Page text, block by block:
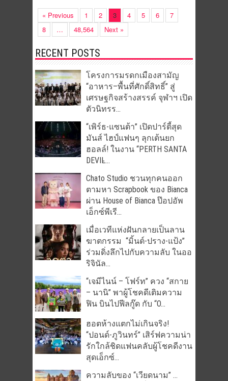
« Previous 1 2 3 4 5 6
7
8
… 48,564 Next »
RECENT POSTS
โครงการมรดกเมืองสามัญ
“อาหาร–พื้นที่ศักดิ์สิทธิ์” สู่
เศรษฐกิจสร้างสรรค์ จุฬาฯ เปิด
ตัวนิทรร...
“เพิร์ธ-แซนต้า” เปิดปาร์ตี้สุด
มันส์ ไฮป์แฟนๆ ลุกเต้นยก
ฮอลล์! ในงาน “PERTH SANTA
DEVIL̵...
Chato Studio ชวนทุกคนออก
ตามหา Scrapbook ของ Bianca
ผ่าน House of Bianca ป๊อปอัพ
เอ็กซ์พีเรี...
เมื่อเวทีแห่งฝันกลายเป็นลาน
ฆาตกรรม “มิ้นต์-ปราง-แป้ง”
ร่วมดิ่งลึกไปกับความลับ ในออ
ริจินัล...
“เจมีไนน์ – โฟร์ท” ควง “สกาย
– นานิ” พาผู้โชคดีเติมความ
ฟิน บินไปฟีลกู๊ด กับ “O...
ฮอตห้างแตกไม่เกินจริง!
“ปอนด์-ภูวินทร์” เสิร์ฟความน่า
รักใกล้ชิดแฟนคลับผู้โชคดีงาน
สุดเอ็กซ์...
ความลับของ “เวียดนาม” …